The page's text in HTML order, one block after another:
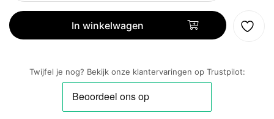
Zilver
aantal
In winkelwagen
Twijfel je nog? Bekijk onze klantervaringen op Trustpilot: